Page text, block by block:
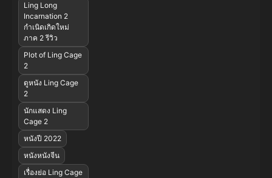
Ling Long
Incarnation 2
กำเนิดเกิดใหม่
ภาค 2 รีวิว
Plot of Ling Cage
2
ดูหนัง Ling Cage
2
นักแสดง Ling
Cage 2
หนังปี 2022
หนังหนังจีน
เรื่องย่อ Ling Cage